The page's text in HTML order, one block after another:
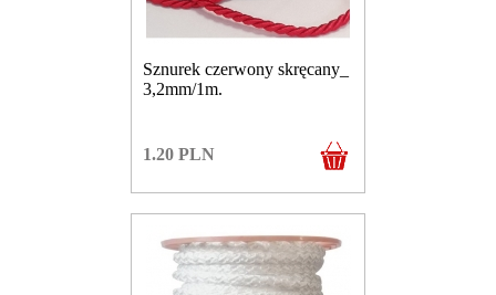
Sznurek czerwony skręcany_
3,2mm/1m.
1.20 PLN